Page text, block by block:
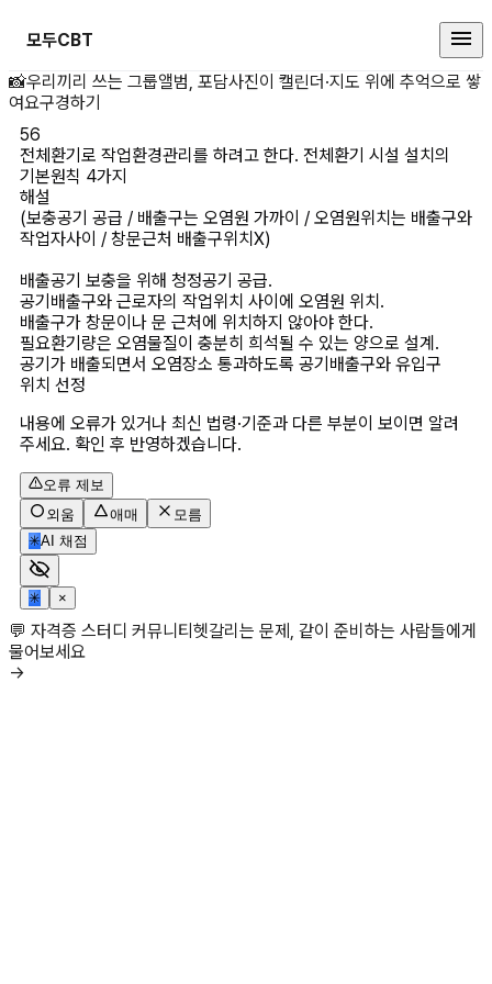
모두CBT
전체환기로 작업환경관리를 하려
📸우리끼리 쓰는 그룹앨범, 포담사진이 캘린더·지도 위에 추억으로 쌓
여요구경하기
56
전체환기로 작업환경관리를 하려고 한다. 전체환기 시설 설치의
기본원칙 4가지
해설
(보충공기 공급 / 배출구는 오염원 가까이 / 오염원위치는 배출구와
작업자사이 / 창문근처 배출구위치X)
배출공기 보충을 위해 청정공기 공급.
공기배출구와 근로자의 작업위치 사이에 오염원 위치.
배출구가 창문이나 문 근처에 위치하지 않아야 한다.
필요환기량은 오염물질이 충분히 희석될 수 있는 양으로 설계.
공기가 배출되면서 오염장소 통과하도록 공기배출구와 유입구
위치 선정
내용에 오류가 있거나 최신 법령·기준과 다른 부분이 보이면 알려
주세요. 확인 후 반영하겠습니다.
오류 제보
외움
애매
모름
✳AI 채점
✳ ×
💬 자격증 스터디 커뮤니티헷갈리는 문제, 같이 준비하는 사람들에게
물어보세요
→